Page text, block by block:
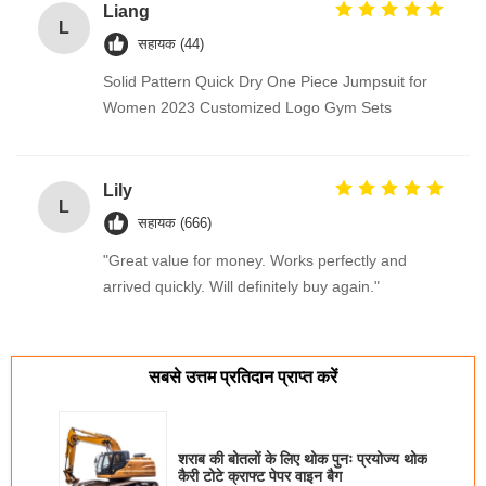
L
Liang
सहायक (44)
Solid Pattern Quick Dry One Piece Jumpsuit for
Women 2023 Customized Logo Gym Sets
L
Lily
सहायक (666)
"Great value for money. Works perfectly and
arrived quickly. Will definitely buy again."
सबसे उत्तम प्रतिदान प्राप्त करें
शराब की बोतलों के लिए थोक पुनः प्रयोज्य थोक
कैरी टोटे क्राफ्ट पेपर वाइन बैग